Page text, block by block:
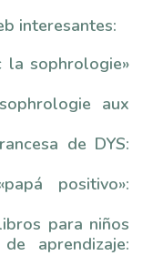
interesantes:
la sophrologie»
aux
de DYS:
positivo»:
para niños
aprendizaje: